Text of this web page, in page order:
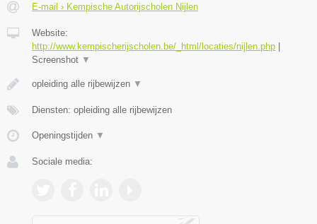
E-mail › Kempische Autorijscholen Nijlen
Website:
http://www.kempischerijscholen.be/_html/locaties/nijlen.php |
Screenshot ▼
opleiding alle rijbewijzen ▼
Diensten: opleiding alle rijbewijzen
Openingstijden ▼
Sociale media: